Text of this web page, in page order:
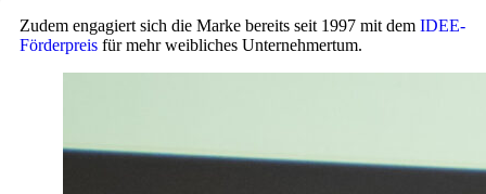
Zudem engagiert sich die Marke bereits seit 1997 mit dem IDEE-
Förderpreis für mehr weibliches Unternehmertum.